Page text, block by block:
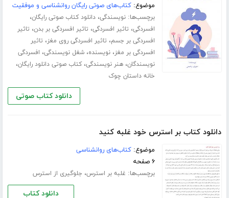
موضوع:کتاب‌های صوتی رایگان روانشناسی و موفقیت
برچسب‌ها:نویسندگی،دانلود کتاب صوتی رایگان،
افسردگی، تاثیر افسردگی، تاثیر افسردگی بر بدن، تاثیر
افسردگی بر جسم، تاثیر افسردگی روی مغز، تاثیر
افسردگی بر مغز،نویسنده،شغل نویسندگی، افسردگی
نویسندگان،هنر نویسندگی،کتاب صوتی دانلود رایگان،
خانه داستان چوک
دانلود کتاب صوتی
دانلود کتاب بر استرس خود غلبه کنید
موضوع:کتاب‌های روانشناسی
۶ صفحه
برچسب‌ها: غلبه بر استرس، جلوگیری از استرس
دانلود کتاب